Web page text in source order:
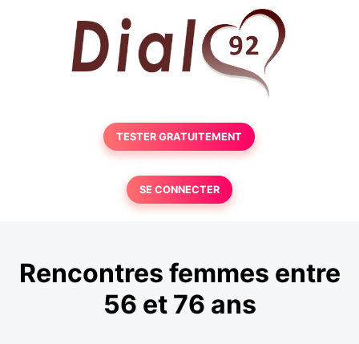
TESTER GRATUITEMENT
SE CONNECTER
Rencontres femmes entre
56 et 76 ans